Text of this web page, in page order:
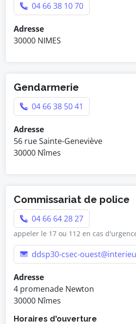
04 66 38 10 70
Adresse
30000 NIMES
Gendarmerie
04 66 38 50 41
Adresse
56 rue Sainte-Geneviève
30000 Nîmes
Commissariat de police
04 66 64 28 27
appeler le 17 ou 112 en cas
ddsp30-csec-
Adresse
4 promenade Newton
30000 Nîmes
Horaires d'ouverture